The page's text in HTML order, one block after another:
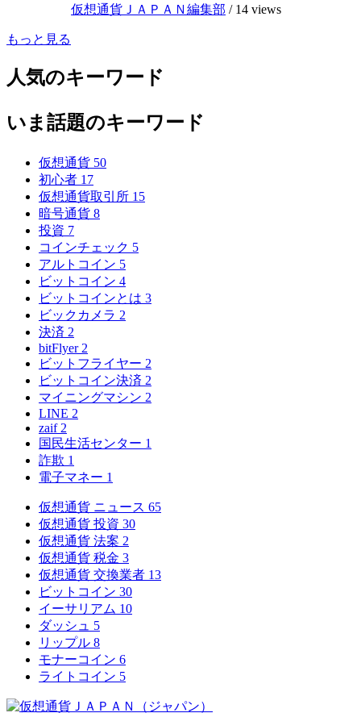
仮想通貨ＪＡＰＡＮ編集部 / 14 views
もっと見る
人気のキーワード
いま話題のキーワード
仮想通貨 50
初心者 17
仮想通貨取引所 15
暗号通貨 8
投資 7
コインチェック 5
アルトコイン 5
ビットコイン 4
ビットコインとは 3
ビックカメラ 2
決済 2
bitFlyer 2
ビットフライヤー 2
ビットコイン決済 2
マイニングマシン 2
LINE 2
zaif 2
国民生活センター 1
詐欺 1
電子マネー 1
仮想通貨 ニュース 65
仮想通貨 投資 30
仮想通貨 法案 2
仮想通貨 税金 3
仮想通貨 交換業者 13
ビットコイン 30
イーサリアム 10
ダッシュ 5
リップル 8
モナーコイン 6
ライトコイン 5